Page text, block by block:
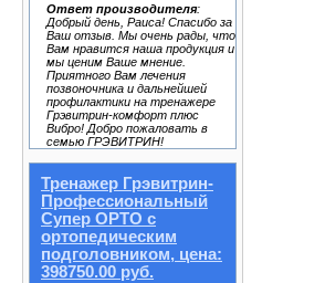
Ответ производителя:
Добрый день, Раиса! Спасибо за
Ваш отзыв. Мы очень рады, что
Вам нравится наша продукция и
мы ценим Ваше мнение.
Приятного Вам лечения
позвоночника и дальнейшей
профилактики на тренажере
Грэвитрин-комфорт плюс
Вибро! Добро пожаловать в
семью ГРЭВИТРИН!
Тренажер Грэвитрин-
Профессиональный
Супер ОРТО с
ортопедическим
подголовником, цена:
398750.00 руб.